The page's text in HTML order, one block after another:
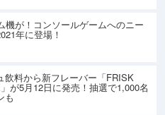
機が！コンソールゲームへのニー
年に登場！
飲料から新フレーバー「FRISK
が5月12日に発売！抽選で1,000名
も